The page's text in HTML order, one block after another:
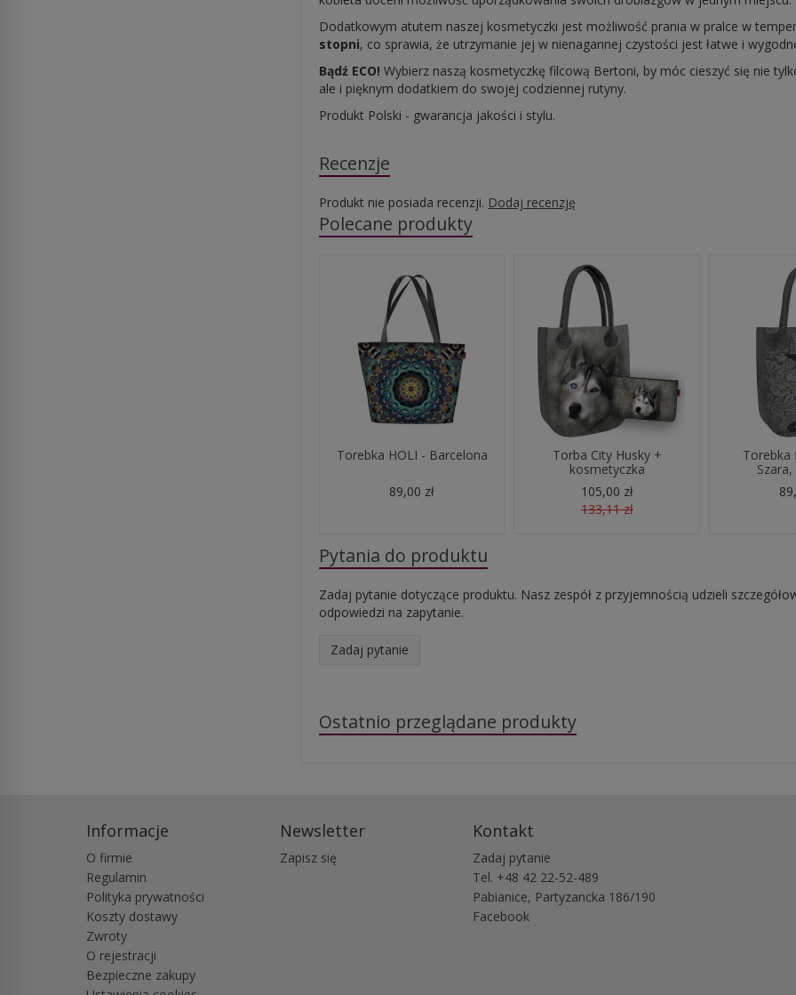
Dodatkowym atutem naszej kosmetyczki jest możliwość prania w pralce w
stopni, co sprawia, że utrzymanie jej w nienagannej czystości jest łatwe i
Bądź ECO! Wybierz naszą kosmetyczkę filcową Bertoni, by móc cieszyć się nie
ale i pięknym dodatkiem do swojej codziennej rutyny.
Produkt Polski - gwarancja jakości i stylu.
Recenzje
Produkt nie posiada recenzji. Dodaj recenzję
Polecane produkty
Torebka HOLI - Barcelona
89,00 zł
Torba City Husky +
kosmetyczka
105,00 zł
133,11 zł
Torebka
Szara,
Pytania do produktu
Zadaj pytanie dotyczące produktu. Nasz zespół z przyjemnością udzieli
odpowiedzi na zapytanie.
Zadaj pytanie
Ostatnio przeglądane produkty
Informacje
O firmie
Regulamin
Polityka prywatności
Koszty dostawy
Zwroty
O rejestracji
Bezpieczne zakupy
Newsletter
Zapisz się
Kontakt
Zadaj pytanie
Tel. +48 42 22-52-489
Pabianice, Partyzancka 186/190
Facebook